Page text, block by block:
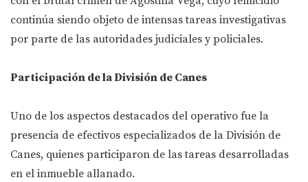
continúa siendo objeto de intensas tareas investigativas
por parte de las autoridades judiciales y policiales.
Participación de la División de Canes
Uno de los aspectos destacados del operativo fue la
presencia de efectivos especializados de la División de
Canes, quienes participaron de las tareas desarrolladas
en el inmueble allanado.